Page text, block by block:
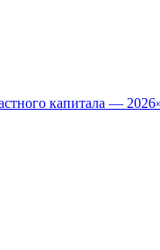
капитала —